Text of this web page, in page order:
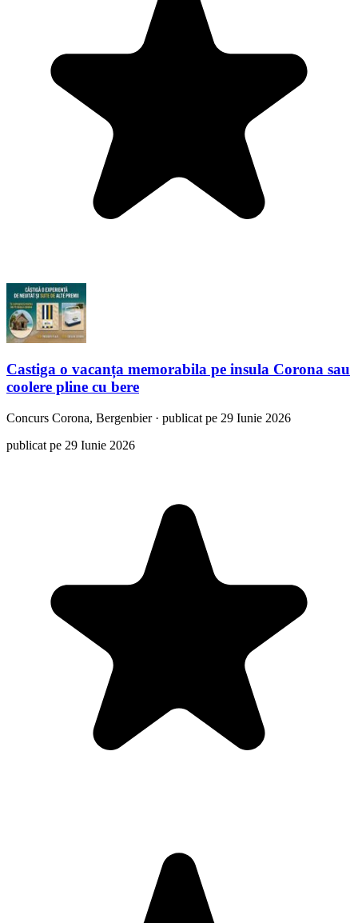
Castiga o vacanța memorabila pe insula Corona sau
coolere pline cu bere
Concurs Corona, Bergenbier· publicat pe 29 Iunie 2026
publicat pe 29 Iunie 2026